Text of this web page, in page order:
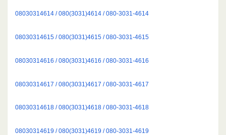
08030314614 / 080(3031)4614 / 080-3031-4614
08030314615 / 080(3031)4615 / 080-3031-4615
08030314616 / 080(3031)4616 / 080-3031-4616
08030314617 / 080(3031)4617 / 080-3031-4617
08030314618 / 080(3031)4618 / 080-3031-4618
08030314619 / 080(3031)4619 / 080-3031-4619